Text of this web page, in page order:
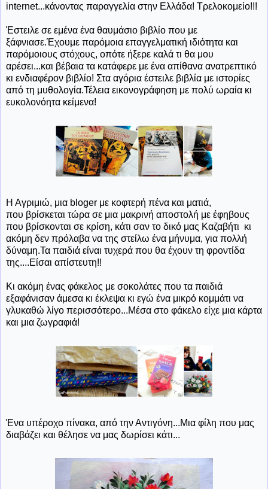
internet...κάνοντας παραγγελία στην Ελλάδα! Τρελοκομείο!!!
Έστειλε σε εμένα ένα θαυμάσιο βιβλίο που με
ξάφνιασε.Έχουμε παρόμοια επαγγελματική ιδιότητα και
παρόμοιους στόχους, οπότε ήξερε καλά τι θα μου
αρέσει...και βέβαια τα κατάφερε με ένα απίθανα ανατρεπτικό
κι ενδιαφέρον βιβλίο! Στα αγόρια έστειλε βιβλία με ιστορίες
από τη μυθολογία.Τέλεια εικονογράφηση με πολύ ωραία κι
ευκολονόητα κείμενα!
Η Αγριμιώ, μια bloger με κοφτερή πένα και ματιά,
που βρίσκεται τώρα σε μια μακρινή αποστολή με έφηβους
που βρίσκονται σε κρίση, κάτι σαν το δικό μας Καζαβήτι κι
ακόμη δεν πρόλαβα να της στείλω ένα μήνυμα, για πολλή
δύναμη.Τα παιδιά είναι τυχερά που θα έχουν τη φροντίδα
της....Είσαι απίστευτη!!
Κι ακόμη ένας φάκελος με σοκολάτες που τα παιδιά
εξαφάνισαν άμεσα κι έκλεψα κι εγώ ένα μικρό κομμάτι να
γλυκαθώ λίγο περισσότερο...Μέσα στο φάκελο είχε μια κάρτα
και μια ζωγραφιά!
Ένα υπέροχο πίνακα, από την Αντιγόνη...Μια φίλη που μας
διαβάζει και θέλησε να μας δωρίσει κάτι...